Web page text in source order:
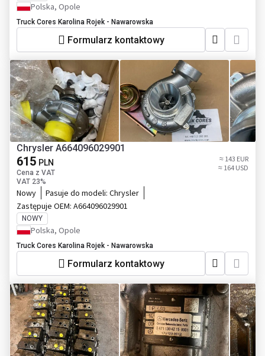
Polska, Opole
Truck Cores Karolina Rojek - Nawarowska
Formularz kontaktowy
Chrysler A664096029901
615 PLN
Cena z VAT
VAT 23%
≈ 143 EUR
≈ 164 USD
Nowy Pasuje do modeli: Chrysler
Zastępuje OEM: A664096029901
NOWY
Polska, Opole
Truck Cores Karolina Rojek - Nawarowska
Formularz kontaktowy